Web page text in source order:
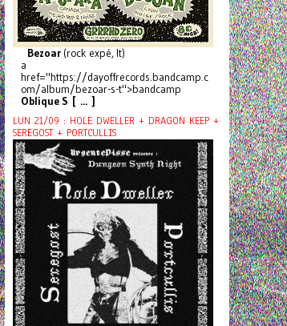
Bezoar (rock expé, It)
a
href="https://dayoffrecords.bandcamp.c
om/album/bezoar-s-t">bandcamp
Oblique S [ ... ]
LUN 21/09 : HOLE DWELLER + DRAGON KEEP +
SEREGOST + PORTCULLIS